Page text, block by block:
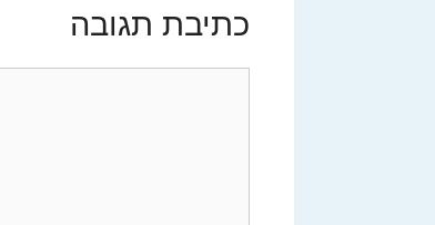
כתיבת תגובה